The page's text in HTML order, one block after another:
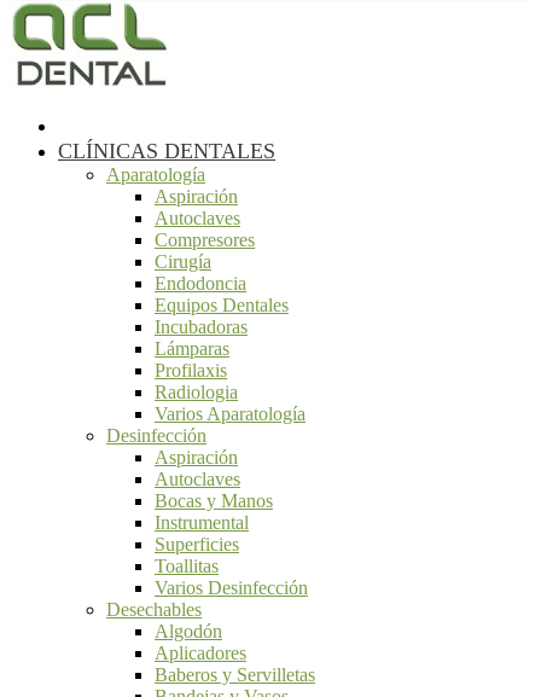
CLÍNICAS DENTALES
Aparatología
Aspiración
Autoclaves
Compresores
Cirugía
Endodoncia
Equipos Dentales
Incubadoras
Lámparas
Profilaxis
Radiologia
Varios Aparatología
Desinfección
Aspiración
Autoclaves
Bocas y Manos
Instrumental
Superficies
Toallitas
Varios Desinfección
Desechables
Algodón
Aplicadores
Baberos y Servilletas